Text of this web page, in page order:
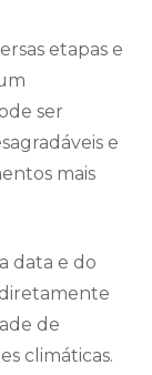
etapas e
ser
e
mais
data e do
diretamente
de
climáticas.